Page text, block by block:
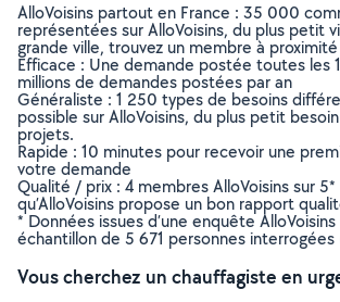
AlloVoisins partout en France : 35 000
représentées sur AlloVoisins, du plus petit
grande ville, trouvez un membre à
Efficace : Une demande postée toutes les
millions de demandes postées par an
Généraliste : 1 250 types de besoins
possible sur AlloVoisins, du plus petit
projets.
Rapide : 10 minutes pour recevoir une
votre demande
Qualité / prix : 4 membres AlloVoisins sur
qu’AlloVoisins propose un bon rapport
* Données issues d’une enquête
échantillon de 5 671 personnes
Vous cherchez un chauffagiste en